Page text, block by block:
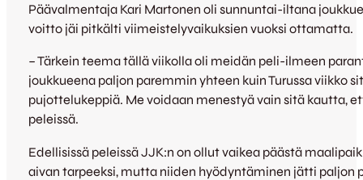
Päävalmentaja Kari Martonen oli sunnuntai-iltana
voitto jäi pitkälti viimeistelyvaikuksien vuoksi ottamatta.
– Tärkein teema tällä viikolla oli meidän peli-ilmeen
joukkueena paljon paremmin yhteen kuin Turussa viikko
pujottelukeppiä. Me voidaan menestyä vain sitä kautta,
peleissä.
Edellisissä peleissä JJK:n on ollut vaikea päästä
aivan tarpeeksi, mutta niiden hyödyntäminen jätti paljon